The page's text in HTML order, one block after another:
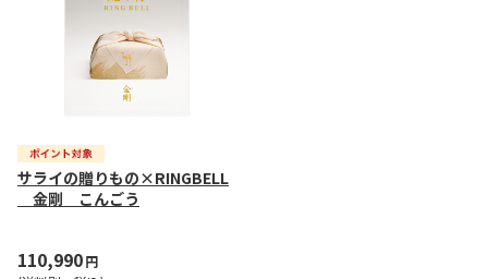
サライの贈りもの×RINGBELL
金剛 こんごう
110,990円